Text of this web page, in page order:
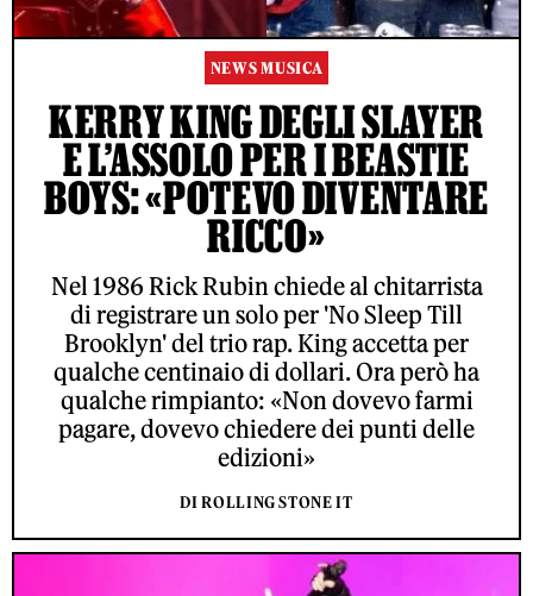
NEWS MUSICA
KERRY KING DEGLI SLAYER
E L’ASSOLO PER I BEASTIE
BOYS: «POTEVO DIVENTARE
RICCO»
Nel 1986 Rick Rubin chiede al chitarrista
di registrare un solo per 'No Sleep Till
Brooklyn' del trio rap. King accetta per
qualche centinaio di dollari. Ora però ha
qualche rimpianto: «Non dovevo farmi
pagare, dovevo chiedere dei punti delle
edizioni»
DI ROLLING STONE IT